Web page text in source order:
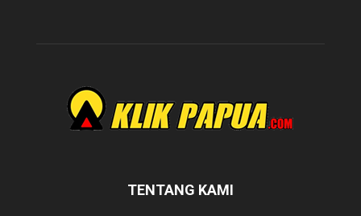
TENTANG KAMI